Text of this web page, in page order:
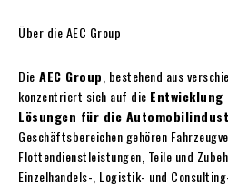
Über die AEC Group
Die AEC Group, bestehend aus
konzentriert sich auf die
Lösungen für die
Geschäftsbereichen gehören
Flottendienstleistungen, Teile und
Einzelhandels-, Logistik- und